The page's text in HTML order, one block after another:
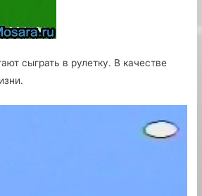
сыграть в рулетку. В качестве